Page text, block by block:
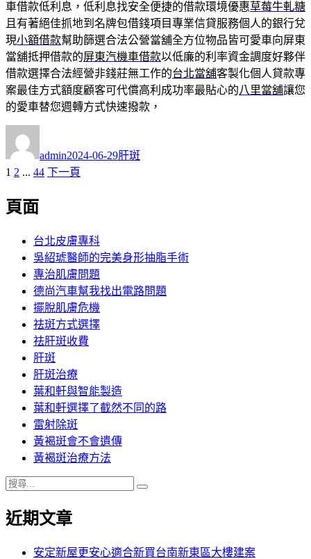
車借款低利息，低利息找安全便捷的借款環境優惠草莓牛軋糖
且有著絕佳抓地到名牌包借錢項目專業信貸服務個人的銀行兌
現小額借款幫助篩選合法公營當舖全方位物品皆可愛車向屏東
當舖抵押借款的屏東汽機車借款以低廉的利率資金調度好夥伴
借款選擇合法經營非錢莊無工作的台北當舖客製化個人貸款專
案最佳方式額度顧客可代償高利成功率最貼心的八里當舖讓您
的愛車替您週轉方式快速撥款，
者
admin佈
日
2024-06-29類
肝斑
文
章
頁
1 頁
2 ... 頁
44 下一頁
頁面
台北皮膚專科
吳紹琥醫師的完美身形抽脂手術
專治肌膚問題
德尚汽車幫我找出電路問題
擺脫肌膚危機
祛斑方式選擇
祛肝斑收費
肝斑
肝斑治療
葉和軒與智能製造
葉和軒選擇了截然不同的路
雷射除斑
黃褐斑會不會遺傳
黃褐斑治療方法
搜
關
近期文章
安定新屋更安心適合新買台南新東區大樓建案